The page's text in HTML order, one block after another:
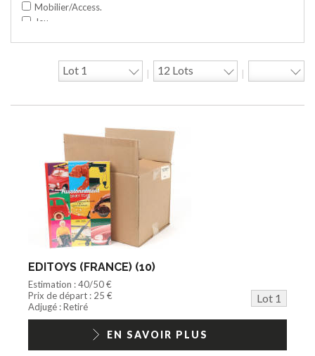
Mobilier/Access.
Jeu
Travaux publics
Jeu construction
Cycle/Auto
Action Figure
Peluche
Disque
Agricole
Documentation
Train HO
Playmobil/Lego
Barbie/Big Jim
Jouets Fast Food
Trading cards
1/18ème moderne
EDITOYS (FRANCE) (10)
Estimation : 40/50 €
Prix de départ : 25 €
Lot 1
Adjugé : Retiré
EN SAVOIR PLUS